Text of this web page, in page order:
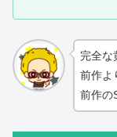
完全な
前作よ
前作の